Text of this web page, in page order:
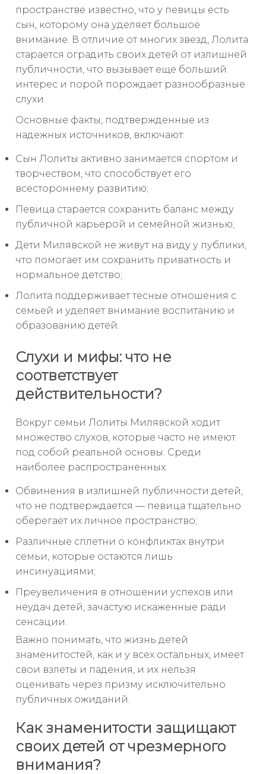
пространстве известно, что у певицы есть
сын, которому она уделяет большое
внимание. В отличие от многих звезд, Лолита
старается оградить своих детей от излишней
публичности, что вызывает еще больший
интерес и порой порождает разнообразные
слухи.
Основные факты, подтвержденные из
надежных источников, включают:
Сын Лолиты активно занимается спортом и
творчеством, что способствует его
всестороннему развитию;
Певица старается сохранить баланс между
публичной карьерой и семейной жизнью;
Дети Милявской не живут на виду у публики,
что помогает им сохранить приватность и
нормальное детство;
Лолита поддерживает тесные отношения с
семьей и уделяет внимание воспитанию и
образованию детей.
Слухи и мифы: что не
соответствует
действительности?
Вокруг семьи Лолиты Милявской ходит
множество слухов, которые часто не имеют
под собой реальной основы. Среди
наиболее распространенных:
Обвинения в излишней публичности детей,
что не подтверждается — певица тщательно
оберегает их личное пространство;
Различные сплетни о конфликтах внутри
семьи, которые остаются лишь
инсинуациями;
Преувеличения в отношении успехов или
неудач детей, зачастую искаженные ради
сенсации.
Важно понимать, что жизнь детей
знаменитостей, как и у всех остальных, имеет
свои взлеты и падения, и их нельзя
оценивать через призму исключительно
публичных ожиданий.
Как знаменитости защищают
своих детей от чрезмерного
внимания?